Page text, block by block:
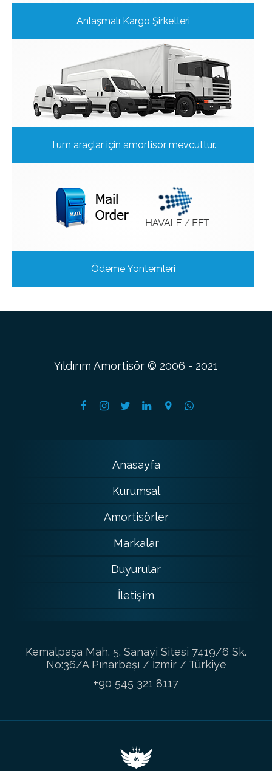
Anlaşmalı Kargo Şirketleri
Tüm araçlar için amortisör mevcuttur.
Ödeme Yöntemleri
Yıldırım Amortisör © 2006 - 2021
Anasayfa
Kurumsal
Amortisörler
Markalar
Duyurular
İletişim
Kemalpaşa Mah. 5. Sanayi Sitesi 7419/6 Sk.
No:36/A Pınarbaşı / İzmir / Türkiye
+90 545 321 8117